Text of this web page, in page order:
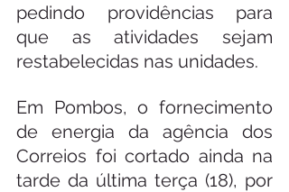
pedindo providências para
que as atividades sejam
restabelecidas nas unidades.
Em Pombos, o fornecimento
de energia da agência dos
Correios foi cortado ainda na
tarde da última terça (18), por